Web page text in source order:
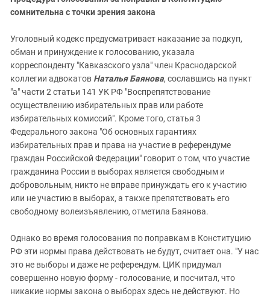
сомнительна с точки зрения закона
Уголовный кодекс предусматривает наказание за подкуп,
обман и принуждение к голосованию, указала
корреспонденту "Кавказского узла" член Краснодарской
коллегии адвокатов Наталья Баянова, сославшись на пункт
"а" части 2 статьи 141 УК РФ "Воспрепятствование
осуществлению избирательных прав или работе
избирательных комиссий". Кроме того, статья 3
Федерального закона "Об основных гарантиях
избирательных прав и права на участие в референдуме
граждан Российской Федерации" говорит о том, что участие
гражданина России в выборах является свободным и
добровольным, никто не вправе принуждать его к участию
или не участию в выборах, а также препятствовать его
свободному волеизъявлению, отметила Баянова.
Однако во время голосования по поправкам в Конституцию
РФ эти нормы права действовать не будут, считает она. "У нас
это не выборы и даже не референдум. ЦИК придумал
совершенно новую форму - голосование, и посчитал, что
никакие нормы закона о выборах здесь не действуют. Но